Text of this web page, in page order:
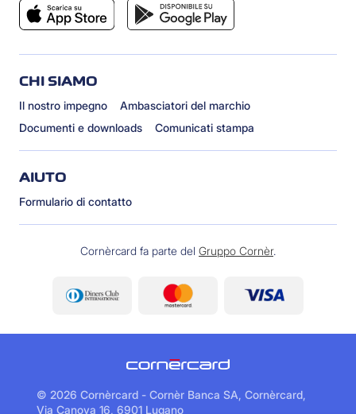
CHI SIAMO
Il nostro impegno
Ambasciatori del marchio
Documenti e downloads
Comunicati stampa
AIUTO
Formulario di contatto
Cornèrcard fa parte del Gruppo Cornèr.
© 2026 Cornèrcard - Cornèr Banca SA, Cornèrcard,
Via Canova 16, 6901 Lugano